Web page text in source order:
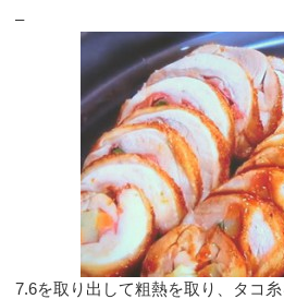
–
7.6を取り出して粗熱を取り、タコ